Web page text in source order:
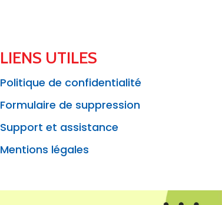
LIENS UTILES
Politique de confidentialité
Formulaire de suppression
Support et assistance
Mentions légales